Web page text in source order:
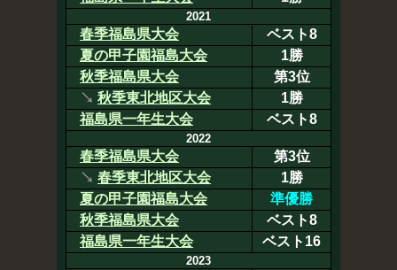
2021
春季福島県大会
ベスト8
夏の甲子園福島大会
1勝
秋季福島県大会
第3位
↘ 秋季東北地区大会
1勝
福島県一年生大会
ベスト8
2022
春季福島県大会
第3位
↘ 春季東北地区大会
1勝
夏の甲子園福島大会
準優勝
秋季福島県大会
ベスト8
福島県一年生大会
ベスト16
2023